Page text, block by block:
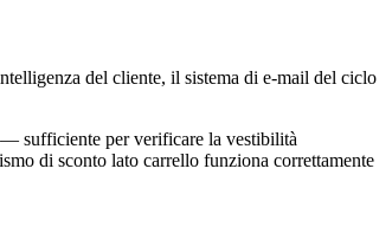
del cliente, il sistema di e-mail del ciclo
sufficiente per verificare la vestibilità
di sconto lato carrello funziona correttamente